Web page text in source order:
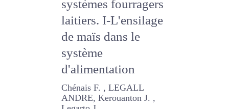
les systèmes
fourragers laitiers.
I-L'ensilage de
maïs dans le
système
d'alimentation